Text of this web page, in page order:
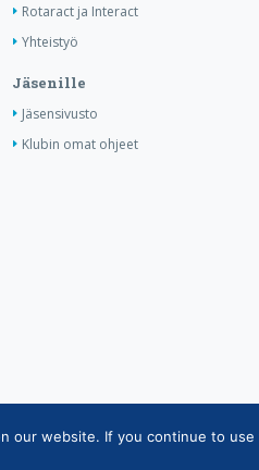
Rotaract ja Interact
Yhteistyö
Jäsenille
Jäsensivusto
Klubin omat ohjeet
|Henkilötietojen käsittely
our website. If you continue to